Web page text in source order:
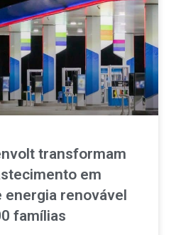
transformam
em
energia renovável
famílias